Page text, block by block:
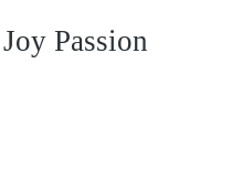
Passion